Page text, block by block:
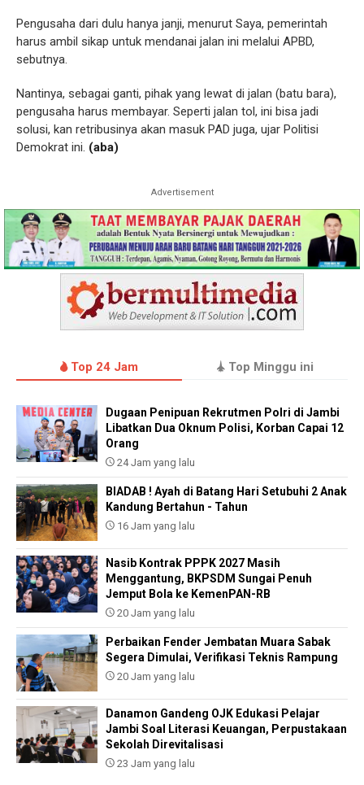
Pengusaha dari dulu hanya janji, menurut Saya, pemerintah
harus ambil sikap untuk mendanai jalan ini melalui APBD,
sebutnya.
Nantinya, sebagai ganti, pihak yang lewat di jalan (batu bara),
pengusaha harus membayar. Seperti jalan tol, ini bisa jadi
solusi, kan retribusinya akan masuk PAD juga, ujar Politisi
Demokrat ini. (aba)
Advertisement
Top 24 Jam Top Minggu ini
Dugaan Penipuan Rekrutmen Polri di Jambi
Libatkan Dua Oknum Polisi, Korban Capai 12
Orang
24 Jam yang lalu
BIADAB ! Ayah di Batang Hari Setubuhi 2 Anak
Kandung Bertahun - Tahun
16 Jam yang lalu
Nasib Kontrak PPPK 2027 Masih
Menggantung, BKPSDM Sungai Penuh
Jemput Bola ke KemenPAN-RB
20 Jam yang lalu
Perbaikan Fender Jembatan Muara Sabak
Segera Dimulai, Verifikasi Teknis Rampung
20 Jam yang lalu
Danamon Gandeng OJK Edukasi Pelajar
Jambi Soal Literasi Keuangan, Perpustakaan
Sekolah Direvitalisasi
23 Jam yang lalu